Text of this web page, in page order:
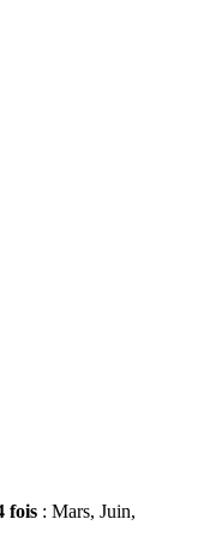
fois : Mars, Juin,